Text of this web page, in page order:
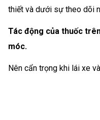
thiết và dưới sự theo dõi
Tác động của thuốc
móc.
Nên cẩn trọng khi lái xe